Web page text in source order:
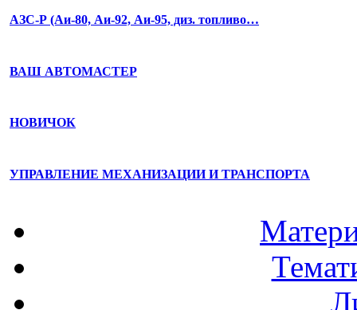
АЗС-Р (Аи-80, Аи-92, Аи-95, диз. топливо…
ВАШ АВТОМАСТЕР
НОВИЧОК
УПРАВЛЕНИЕ МЕХАНИЗАЦИИ И ТРАНСПОРТА